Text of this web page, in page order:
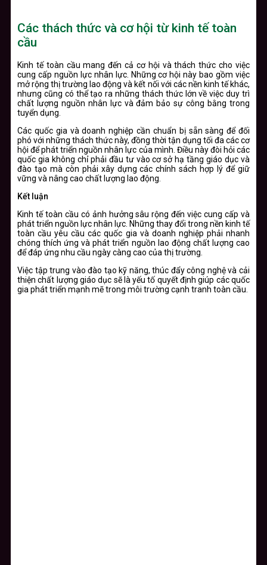
Các thách thức và cơ hội từ kinh tế toàn
cầu
Kinh tế toàn cầu mang đến cả cơ hội và thách thức cho việc
cung cấp nguồn lực nhân lực. Những cơ hội này bao gồm việc
mở rộng thị trường lao động và kết nối với các nền kinh tế khác,
nhưng cũng có thể tạo ra những thách thức lớn về việc duy trì
chất lượng nguồn nhân lực và đảm bảo sự công bằng trong
tuyển dụng.
Các quốc gia và doanh nghiệp cần chuẩn bị sẵn sàng để đối
phó với những thách thức này, đồng thời tận dụng tối đa các cơ
hội để phát triển nguồn nhân lực của mình. Điều này đòi hỏi các
quốc gia không chỉ phải đầu tư vào cơ sở hạ tầng giáo dục và
đào tạo mà còn phải xây dựng các chính sách hợp lý để giữ
vững và nâng cao chất lượng lao động.
Kết luận
Kinh tế toàn cầu có ảnh hưởng sâu rộng đến việc cung cấp và
phát triển nguồn lực nhân lực. Những thay đổi trong nền kinh tế
toàn cầu yêu cầu các quốc gia và doanh nghiệp phải nhanh
chóng thích ứng và phát triển nguồn lao động chất lượng cao
để đáp ứng nhu cầu ngày càng cao của thị trường.
Việc tập trung vào đào tạo kỹ năng, thúc đẩy công nghệ và cải
thiện chất lượng giáo dục sẽ là yếu tố quyết định giúp các quốc
gia phát triển mạnh mẽ trong môi trường cạnh tranh toàn cầu.